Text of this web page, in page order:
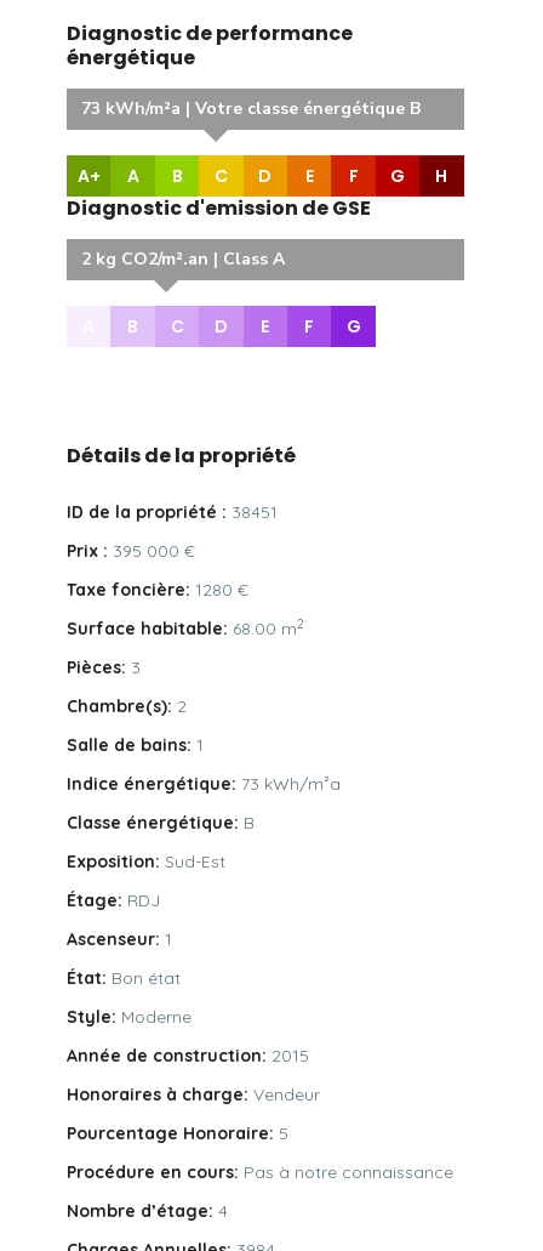
Diagnostic de performance
énergétique
A+ A
73 kWh/m²a | Votre classe énergétique B
B C D E F G H
Diagnostic d'emission de GSE
2 kg CO2/m².an | Class A
B C D E F G
Détails de la propriété
ID de la propriété : 38451
Prix : 395 000 €
Taxe foncière: 1280 €
Surface habitable: 68.00 m2
Pièces: 3
Chambre(s): 2
Salle de bains: 1
Indice énergétique: 73 kWh/m²a
Classe énergétique: B
Exposition: Sud-Est
Étage: RDJ
Ascenseur: 1
État: Bon état
Style: Moderne
Année de construction: 2015
Honoraires à charge: Vendeur
Pourcentage Honoraire: 5
Procédure en cours: Pas à notre connaissance
Nombre d’étage: 4